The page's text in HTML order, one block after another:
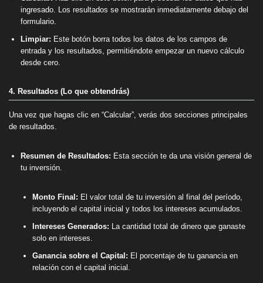
ingresado. Los resultados se mostrarán inmediatamente debajo del
formulario.
Limpiar: Este botón borra todos los datos de los campos de
entrada y los resultados, permitiéndote empezar un nuevo cálculo
desde cero.
4. Resultados (Lo que obtendrás)
Una vez que hagas clic en “Calcular”, verás dos secciones principales
de resultados.
Resumen de Resultados: Esta sección te da una visión general de
tu inversión.
Monto Final: El valor total de tu inversión al final del período,
incluyendo el capital inicial y todos los intereses acumulados.
Intereses Generados: La cantidad total de dinero que ganaste
solo en intereses.
Ganancia sobre el Capital: El porcentaje de tu ganancia en
relación con el capital inicial.